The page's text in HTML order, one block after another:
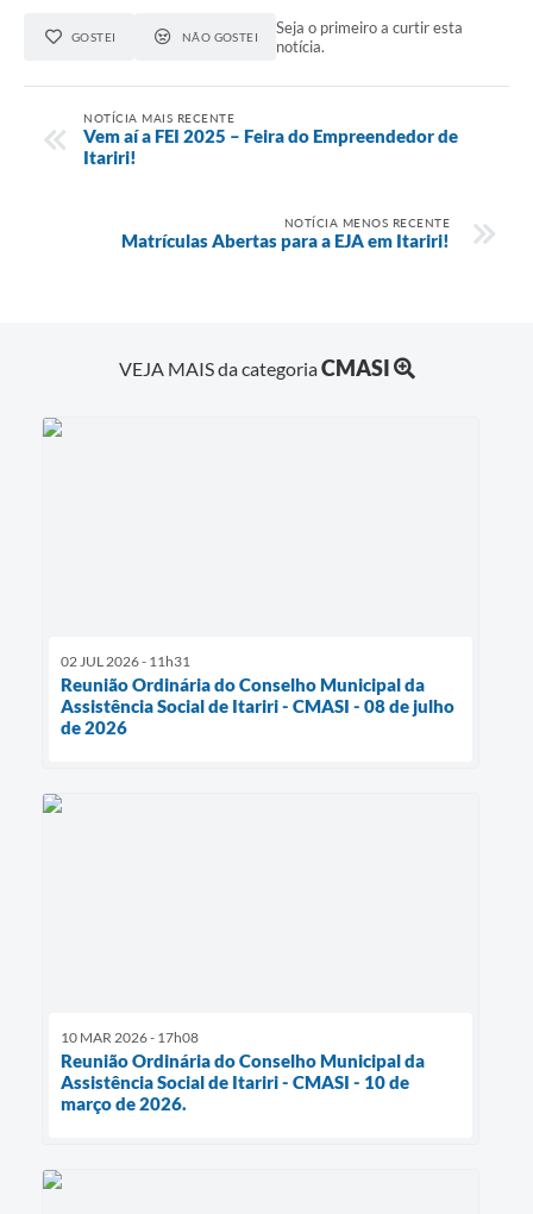
GOSTEI NÃO GOSTEI
Seja o primeiro a curtir esta
notícia.
NOTÍCIA MAIS RECENTE
Vem aí a FEI 2025 – Feira do Empreendedor de
Itariri!
NOTÍCIA MENOS RECENTE
Matrículas Abertas para a EJA em Itariri!
VEJA MAIS da categoriaCMASI
02 JUL 2026 - 11h31
Reunião Ordinária do Conselho Municipal da
Assistência Social de Itariri - CMASI - 08 de julho
de 2026
10 MAR 2026 - 17h08
Reunião Ordinária do Conselho Municipal da
Assistência Social de Itariri - CMASI - 10 de
março de 2026.